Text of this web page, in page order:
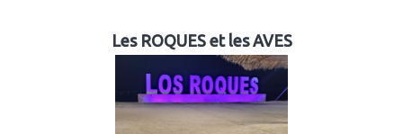
Les ROQUES et les AVES